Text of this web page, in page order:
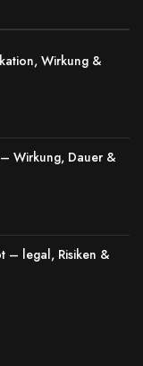
Wirkung &
Wirkung, Dauer &
– legal, Risiken &